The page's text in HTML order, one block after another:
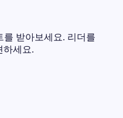
받아보세요. 리더를
하세요.